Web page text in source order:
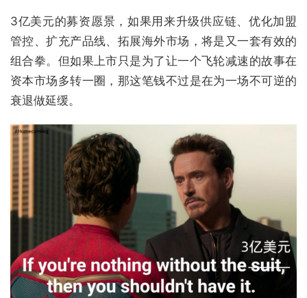
3亿美元的募资愿景，如果用来升级供应链、优化加盟
管控、扩充产品线、拓展海外市场，将是又一套有效的
组合拳。但如果上市只是为了让一个飞轮减速的故事在
资本市场多转一圈，那这笔钱不过是在为一场不可逆的
衰退做延缓。